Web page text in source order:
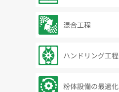
混合工程
ハンドリング工程
粉体設備の最適化